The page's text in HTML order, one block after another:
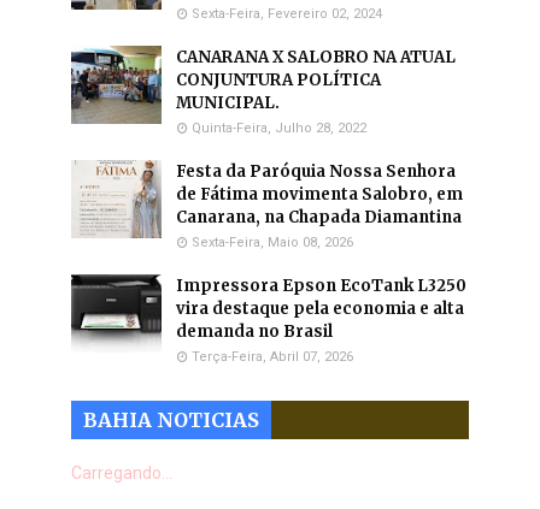
Sexta-Feira, Fevereiro 02, 2024
CANARANA X SALOBRO NA ATUAL
CONJUNTURA POLÍTICA
MUNICIPAL.
Quinta-Feira, Julho 28, 2022
Festa da Paróquia Nossa Senhora
de Fátima movimenta Salobro, em
Canarana, na Chapada Diamantina
Sexta-Feira, Maio 08, 2026
Impressora Epson EcoTank L3250
vira destaque pela economia e alta
demanda no Brasil
Terça-Feira, Abril 07, 2026
BAHIA NOTICIAS
Carregando...